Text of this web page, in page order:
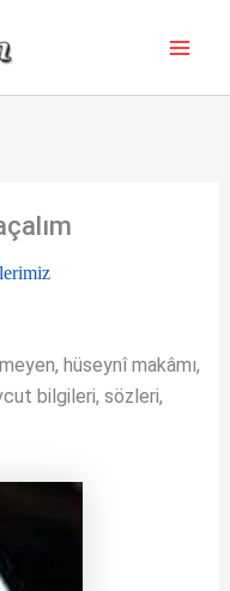
hüseynî makâmı,
bilgileri, sözleri,